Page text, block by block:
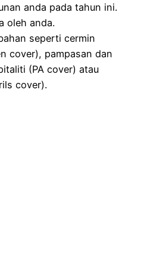
anda pada tahun ini.
oleh anda.
seperti cermin
cover), pampasan dan
(PA cover) atau
cover).